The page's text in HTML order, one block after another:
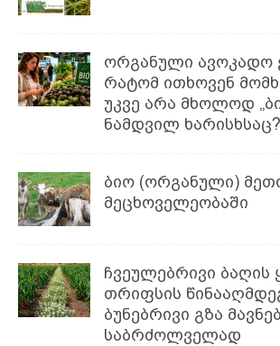
ორგანული ავოკადო
რატომ ითხოვენ
უკვე არა მხოლოდ
ნამდვილ ხარისხსაც?
ბიო (ორგანული)
მეცხოველეობაში
ჩვეულებრივი ბაღის
თრიფსის
ბუნებრივი გზა
საბრძოლველად